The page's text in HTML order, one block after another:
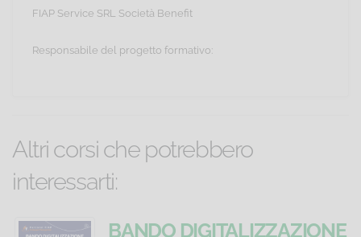
FIAP Service SRL Società Benefit
Responsabile del progetto formativo:
Altri corsi che potrebbero
interessarti:
Decreto
SicurezzaBANDO DIGITALIZZAZIONE